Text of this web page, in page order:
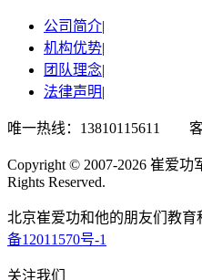
公司简介|
机构优势|
团队理念|
法律声明|
唯一热线：13810115611 客
Copyright © 2007-2026 崔爱
Rights Reserved.
北京崔爱功和他的朋友们教
备12011570号-1
关注我们